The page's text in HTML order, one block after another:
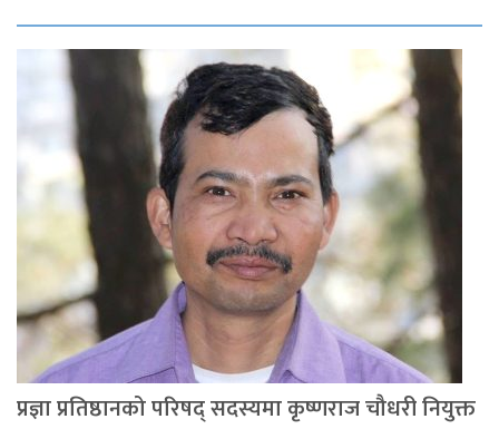
प्रज्ञा प्रतिष्ठानको परिषद् सदस्यमा कृष्णराज चौधरी नियुक्त